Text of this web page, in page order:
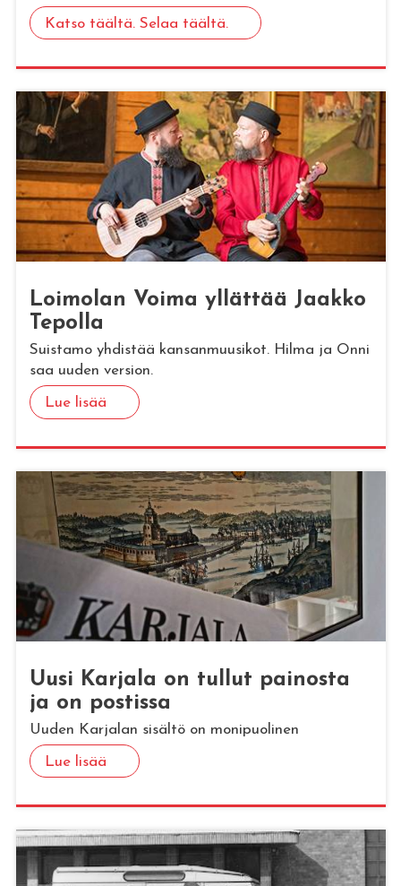
Katso täältä. Selaa täältä.
Loi­mo­lan Voima yl­lät­tää Jaak­ko
Te­pol­la
Suistamo yhdistää kansanmuusikot. Hilma ja Onni
saa uuden version.
Lue lisää
Uusi Kar­ja­la on tul­lut pai­nos­ta
ja on pos­tis­sa
Uuden Karjalan sisältö on monipuolinen
Lue lisää